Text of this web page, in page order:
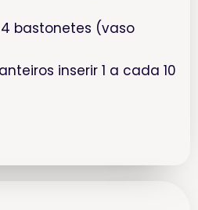
bastonetes (vaso
inserir 1 a cada 10